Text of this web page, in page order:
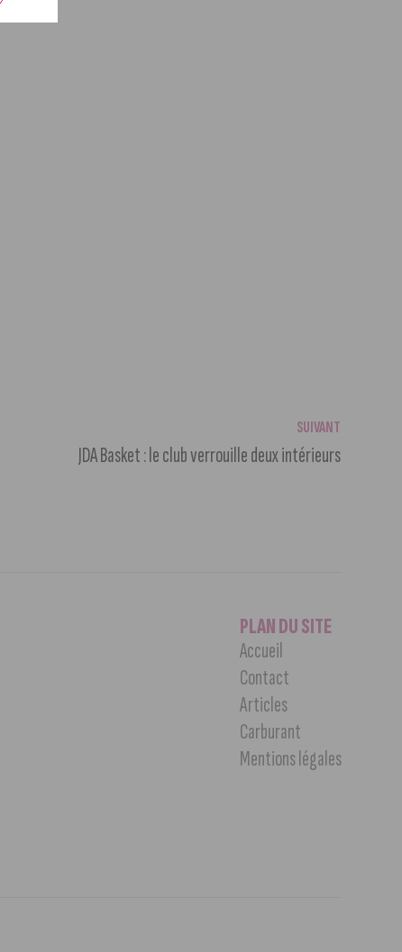
SUIVANT
JDA Basket : le club verrouille deux intérieurs
PLAN DU SITE
Accueil
Contact
Articles
Carburant
Mentions légales